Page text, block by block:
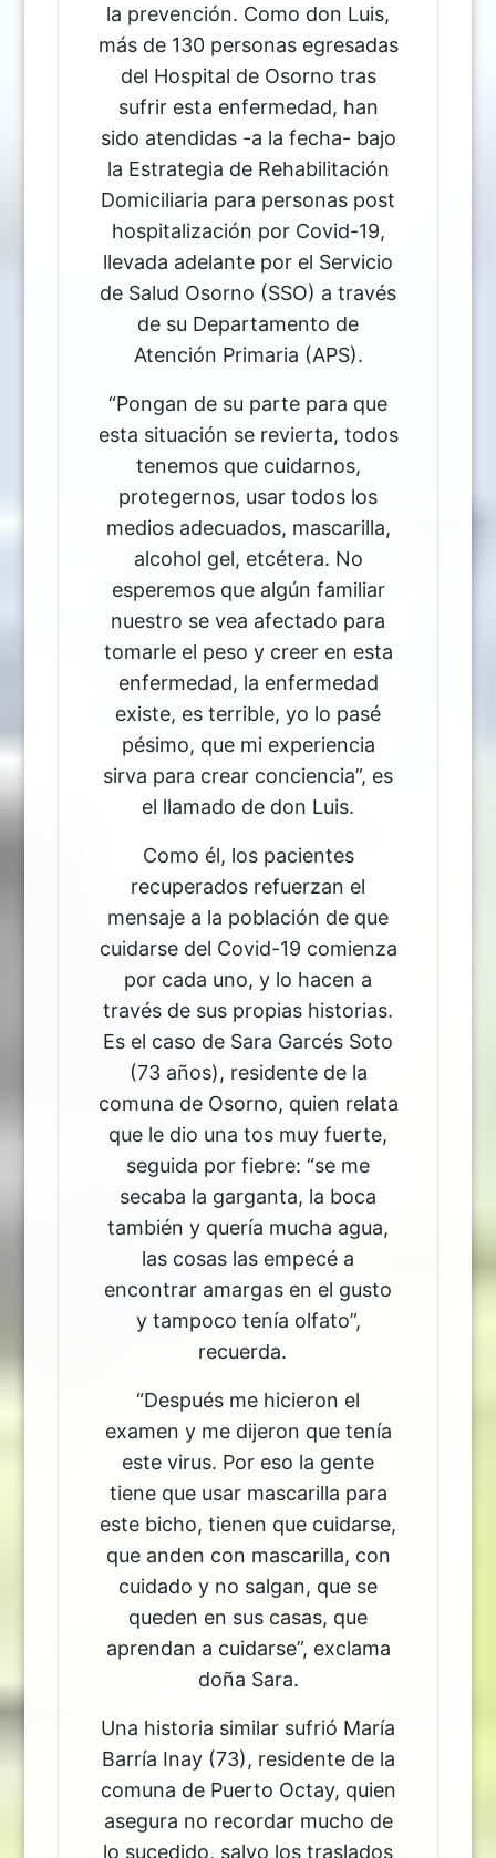
la prevención. Como don Luis,
más de 130 personas egresadas
del Hospital de Osorno tras
sufrir esta enfermedad, han
sido atendidas -a la fecha- bajo
la Estrategia de Rehabilitación
Domiciliaria para personas post
hospitalización por Covid-19,
llevada adelante por el Servicio
de Salud Osorno (SSO) a través
de su Departamento de
Atención Primaria (APS).
“Pongan de su parte para que
esta situación se revierta, todos
tenemos que cuidarnos,
protegernos, usar todos los
medios adecuados, mascarilla,
alcohol gel, etcétera. No
esperemos que algún familiar
nuestro se vea afectado para
tomarle el peso y creer en esta
enfermedad, la enfermedad
existe, es terrible, yo lo pasé
pésimo, que mi experiencia
sirva para crear conciencia”, es
el llamado de don Luis.
Como él, los pacientes
recuperados refuerzan el
mensaje a la población de que
cuidarse del Covid-19 comienza
por cada uno, y lo hacen a
través de sus propias historias.
Es el caso de Sara Garcés Soto
(73 años), residente de la
comuna de Osorno, quien relata
que le dio una tos muy fuerte,
seguida por fiebre: “se me
secaba la garganta, la boca
también y quería mucha agua,
las cosas las empecé a
encontrar amargas en el gusto
y tampoco tenía olfato”,
recuerda.
“Después me hicieron el
examen y me dijeron que tenía
este virus. Por eso la gente
tiene que usar mascarilla para
este bicho, tienen que cuidarse,
que anden con mascarilla, con
cuidado y no salgan, que se
queden en sus casas, que
aprendan a cuidarse”, exclama
doña Sara.
Una historia similar sufrió María
Barría Inay (73), residente de la
comuna de Puerto Octay, quien
asegura no recordar mucho de
lo sucedido, salvo los traslados